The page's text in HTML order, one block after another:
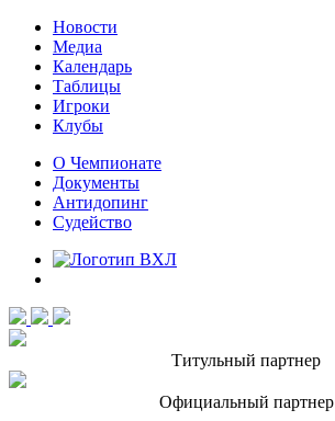
Новости
Медиа
Календарь
Таблицы
Игроки
Клубы
О Чемпионате
Документы
Антидопинг
Судейство
Титульный партнер
Официальный партнер